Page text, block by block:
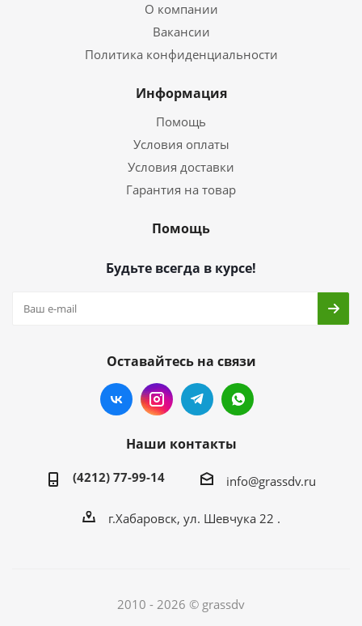
О компании
Вакансии
Политика конфиденциальности
Информация
Помощь
Условия оплаты
Условия доставки
Гарантия на товар
Помощь
Будьте всегда в курсе!
Оставайтесь на связи
Наши контакты
(4212) 77-99-14 info@grassdv.ru
г.Хабаровск, ул. Шевчука 22 .
2010 - 2026 © grassdv